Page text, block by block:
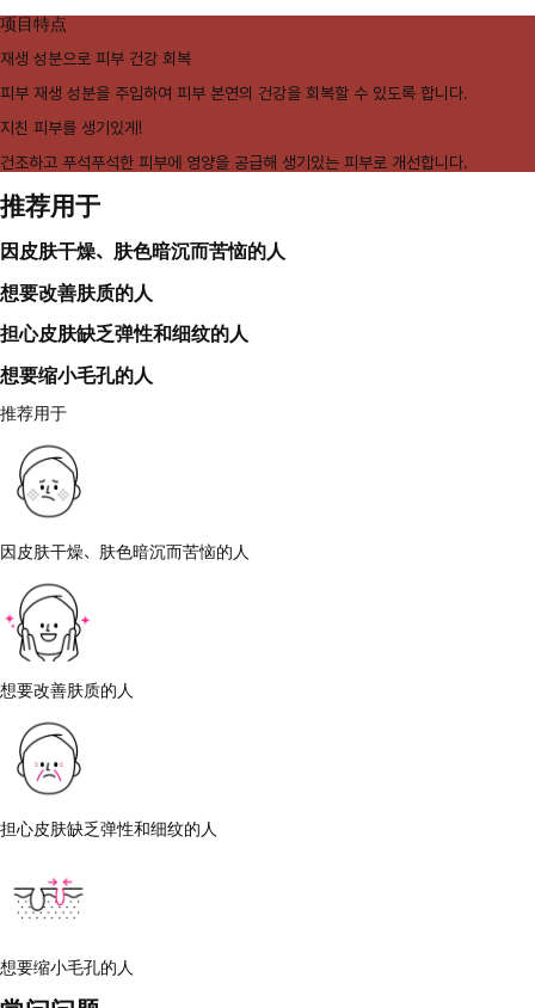
项目特点
재생 성분으로 피부 건강 회복
피부 재생 성분을 주입하여 피부 본연의 건강을 회복할 수 있도록 합니다.
지친 피부를 생기있게!
건조하고 푸석푸석한 피부에 영양을 공급해 생기있는 피부로 개선합니다.
推荐用于
因皮肤干燥、肤色暗沉而苦恼的人
想要改善肤质的人
担心皮肤缺乏弹性和细纹的人
想要缩小毛孔的人
推荐用于
因皮肤干燥、肤色暗沉而苦恼的人
想要改善肤质的人
担心皮肤缺乏弹性和细纹的人
想要缩小毛孔的人